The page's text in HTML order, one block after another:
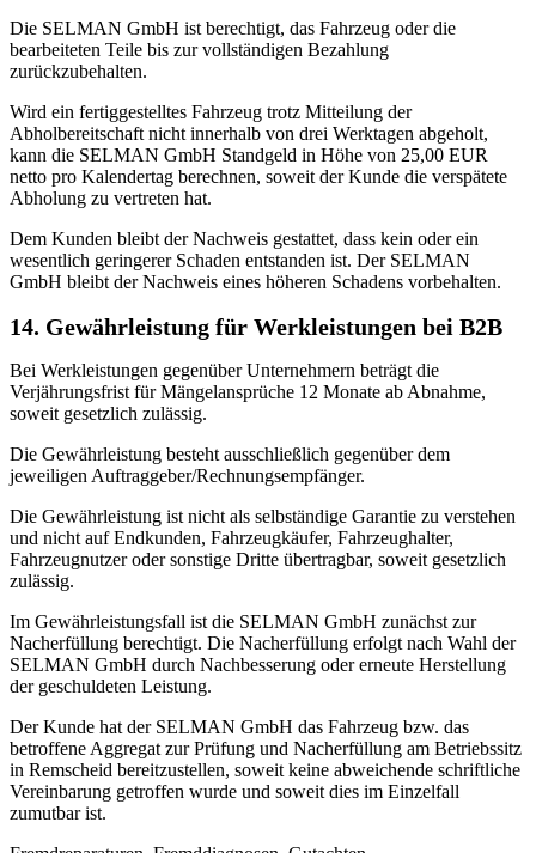
Die SELMAN GmbH ist berechtigt, das Fahrzeug oder die
bearbeiteten Teile bis zur vollständigen Bezahlung
zurückzubehalten.
Wird ein fertiggestelltes Fahrzeug trotz Mitteilung der
Abholbereitschaft nicht innerhalb von drei Werktagen abgeholt,
kann die SELMAN GmbH Standgeld in Höhe von 25,00 EUR
netto pro Kalendertag berechnen, soweit der Kunde die verspätete
Abholung zu vertreten hat.
Dem Kunden bleibt der Nachweis gestattet, dass kein oder ein
wesentlich geringerer Schaden entstanden ist. Der SELMAN
GmbH bleibt der Nachweis eines höheren Schadens vorbehalten.
14. Gewährleistung für Werkleistungen bei B2B
Bei Werkleistungen gegenüber Unternehmern beträgt die
Verjährungsfrist für Mängelansprüche 12 Monate ab Abnahme,
soweit gesetzlich zulässig.
Die Gewährleistung besteht ausschließlich gegenüber dem
jeweiligen Auftraggeber/Rechnungsempfänger.
Die Gewährleistung ist nicht als selbständige Garantie zu verstehen
und nicht auf Endkunden, Fahrzeugkäufer, Fahrzeughalter,
Fahrzeugnutzer oder sonstige Dritte übertragbar, soweit gesetzlich
zulässig.
Im Gewährleistungsfall ist die SELMAN GmbH zunächst zur
Nacherfüllung berechtigt. Die Nacherfüllung erfolgt nach Wahl der
SELMAN GmbH durch Nachbesserung oder erneute Herstellung
der geschuldeten Leistung.
Der Kunde hat der SELMAN GmbH das Fahrzeug bzw. das
betroffene Aggregat zur Prüfung und Nacherfüllung am Betriebssitz
in Remscheid bereitzustellen, soweit keine abweichende schriftliche
Vereinbarung getroffen wurde und soweit dies im Einzelfall
zumutbar ist.